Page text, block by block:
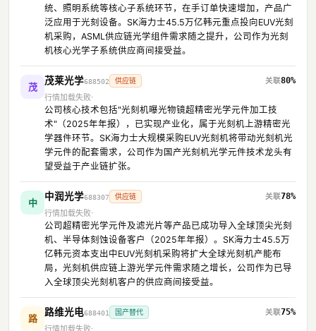
统、照明系统等核心子系统环节，在手订单快速增加，产品广
泛应用于光刻设备。SK海力士45.5万亿韩元重点投向EUV光刻
机采购，ASML供应链光学组件需求随之提升，公司作为光刻
机核心光学子系统供应商间接受益。
茂
茂莱光学688502 供应链
80%
行情加载失败
公司核心技术包括"光刻机曝光物镜超精密光学元件加工技
术"（2025年年报），已实现产业化，属于光刻机上游精密光
学器件环节。SK海力士大规模采购EUV光刻机将带动光刻机光
学元件的配套需求，公司作为国产光刻机光学元件技术龙头有
望受益于产业链扩张。
中
中润光学688307 供应链
78%
行情加载失败
公司超精密光学元件及滤光片等产品已成功导入全球顶尖光刻
机、半导体刻蚀设备客户（2025年年报）。SK海力士45.5万
亿韩元资本支出中EUV光刻机采购将扩大全球光刻机产能布
局，光刻机供应链上游光学元件需求随之增长，公司作为已导
入全球顶尖光刻机客户的供应商间接受益。
路
路维光电688401 国产替代
75%
行情加载失败